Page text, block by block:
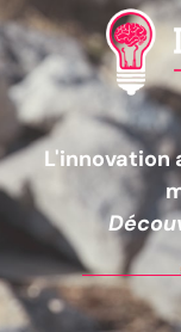
L'innovation